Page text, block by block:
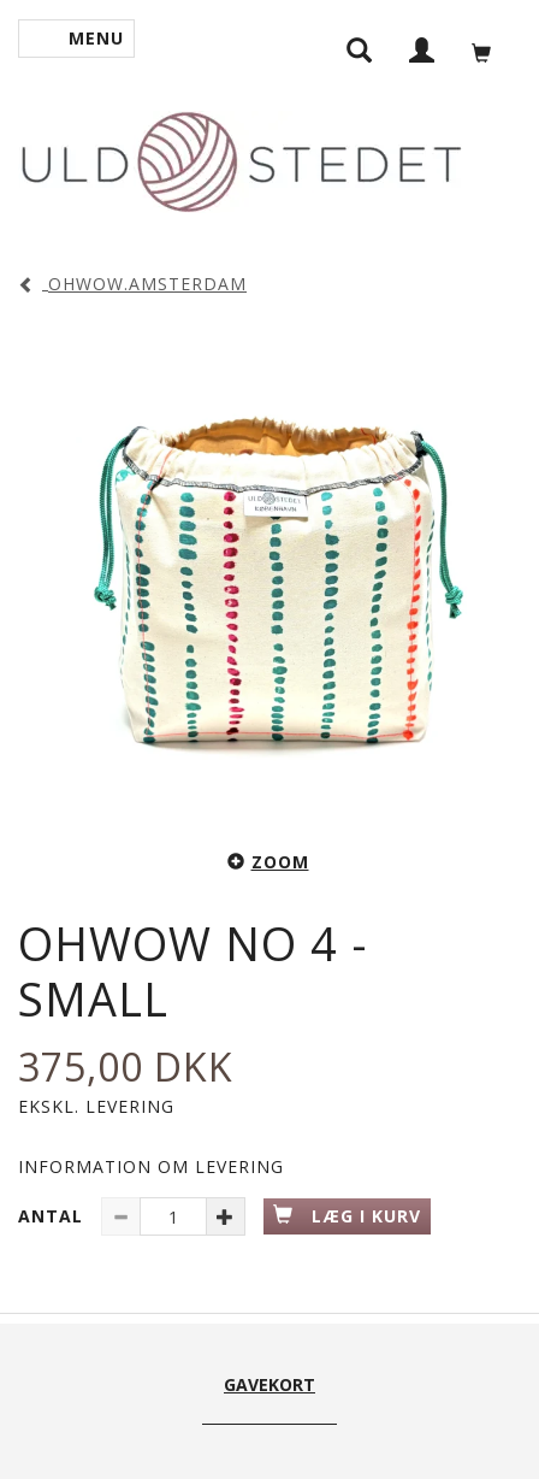
SKIFTE NAVIGATION
MENU
OHWOW.AMSTERDAM
ZOOM
OHWOW NO 4 -
SMALL
375,00 DKK
EKSKL. LEVERING
INFORMATION OM LEVERING
ANTAL LÆG I KURV
GAVEKORT